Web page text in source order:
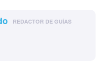
REDACTOR DE GUÍAS